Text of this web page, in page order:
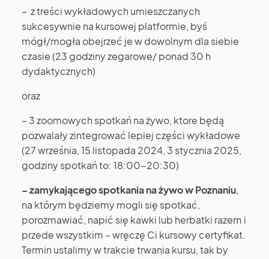
– z treści wykładowych umieszczanych
sukcesywnie na kursowej platformie, byś
mógł/mogła obejrzeć je w dowolnym dla siebie
czasie (23 godziny zegarowe/ ponad 30 h
dydaktycznych)
oraz
– 3 zoomowych spotkań na żywo, ktore będą
pozwalały zintegrować lepiej części wykładowe
(27 września, 15 listopada 2024, 3 stycznia 2025,
godziny spotkań to: 18:00-20:30)
– zamykającego spotkania na żywo w Poznaniu,
na którym będziemy mogli się spotkać,
porozmawiać, napić się kawki lub herbatki razem i
przede wszystkim – wręczę Ci kursowy certyfikat.
Termin ustalimy w trakcie trwania kursu, tak by